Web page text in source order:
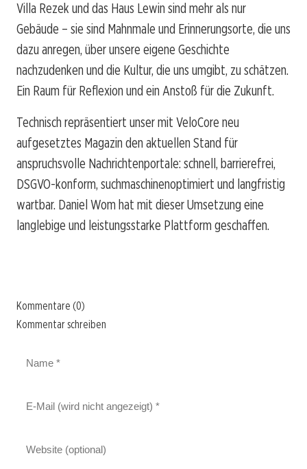
Villa Rezek und das Haus Lewin sind mehr als nur
Gebäude – sie sind Mahnmale und Erinnerungsorte, die uns
dazu anregen, über unsere eigene Geschichte
nachzudenken und die Kultur, die uns umgibt, zu schätzen.
Ein Raum für Reflexion und ein Anstoß für die Zukunft.
Technisch repräsentiert unser mit VeloCore neu
aufgesetztes Magazin den aktuellen Stand für
anspruchsvolle Nachrichtenportale: schnell, barrierefrei,
DSGVO-konform, suchmaschinenoptimiert und langfristig
wartbar. Daniel Wom hat mit dieser Umsetzung eine
langlebige und leistungsstarke Plattform geschaffen.
Kommentare (0)
Kommentar schreiben